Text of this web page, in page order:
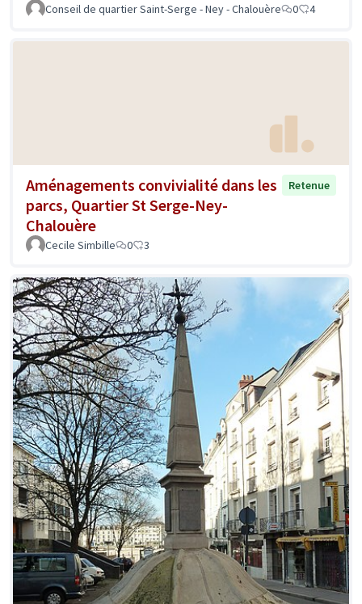
Conseil de quartier Saint-Serge - Ney - Chalouère 0 4
Aménagements convivialité dans les
parcs, Quartier St Serge-Ney-
Chalouère
Retenue
Cecile Simbille 0 3